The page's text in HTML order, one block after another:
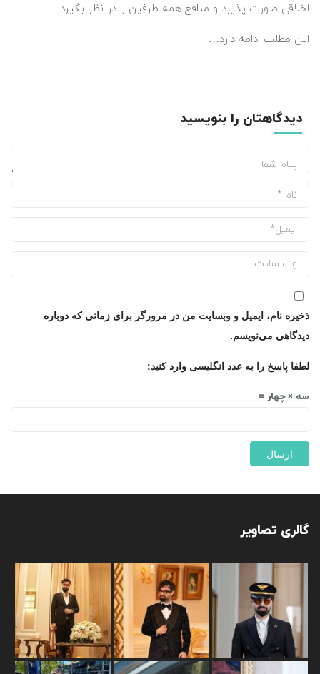
اخلاقی صورت پذیرد و منافع همه طرفین را در نظر بگیرد.
این مطلب ادامه دارد…
دیدگاهتان را بنویسید
ذخیره نام، ایمیل و وبسایت من در مرورگر برای زمانی که دوباره
دیدگاهی می‌نویسم.
لطفا پاسخ را به عدد انگلیسی وارد کنید:
سه × چهار =
گالری تصاویر